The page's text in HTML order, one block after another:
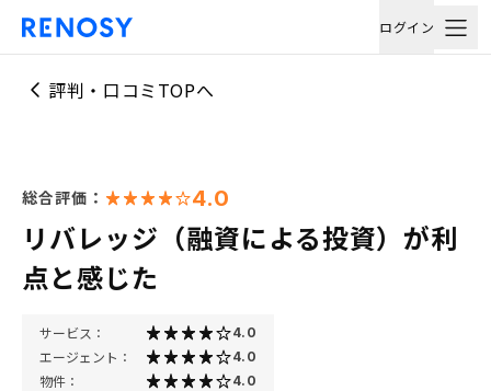
ログイン
評判・口コミTOPへ
総合評価： 4.0
リバレッジ（融資による投資）が利
点と感じた
サービス： 4.0
エージェント： 4.0
物件： 4.0